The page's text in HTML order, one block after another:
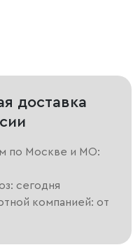
доставка
по Москве и МО:
сегодня
компанией: от